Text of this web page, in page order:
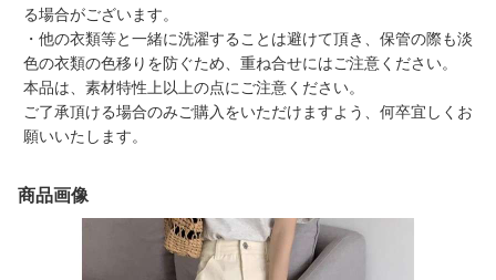
る場合がございます。
・他の衣類等と一緒に洗濯することは避けて頂き、保管の際も淡
色の衣類の色移りを防ぐため、重ね合せにはご注意ください。
本品は、素材特性上以上の点にご注意ください。
ご了承頂ける場合のみご購入をいただけますよう、何卒宜しくお
願いいたします。
商品画像